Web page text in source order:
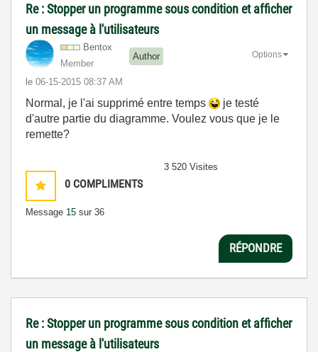
Re : Stopper un programme sous condition et afficher
un message à l'utilisateurs
Bentox
Member
Author
le ‎06-15-2015 08:37 AM
Options
Normal, je l'ai supprimé entre temps
je testé
d'autre partie du diagramme. Voulez vous que je le
remette?
0 COMPLIMENTS
Message 15 sur 36
3 520 Visites
RÉPONDRE
Re : Stopper un programme sous condition et afficher
un message à l'utilisateurs